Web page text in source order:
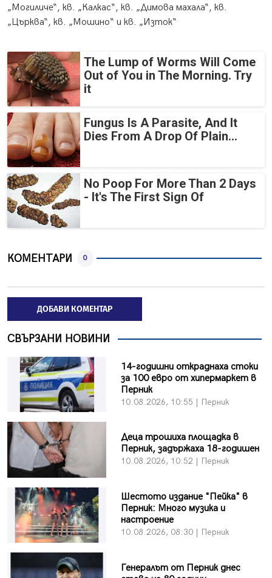
„Могиличе“, кв. „Калкас“, кв. „Димова махала“, кв.
„Църква“, кв. „Мошино“ и кв. „Изток“
The Lump of Worms Will Come
Out of You in The Morning. Try
it
Fungus Is A Parasite, And It
Dies From A Drop Of Plain...
No Poop For More Than 2 Days
- It's The First Sign Of
КОМЕНТАРИ 0
ДОБАВИ КОМЕНТАР
СВЪРЗАНИ НОВИНИ
14-годишни откраднаха стоки
за 100 евро от хипермаркет в
Перник
10.08.2026, 10:55 | Перник
Деца трошиха площадка в
Перник, задържаха 18-годишен
10.08.2026, 10:52 | Перник
Шестото издание "Пейка" в
Перник: Много музика и
настроение
10.08.2026, 08:30 | Перник
Генералът от Перник днес